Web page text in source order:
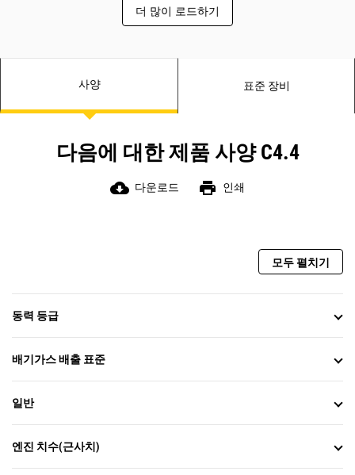
더 많이 로드하기
사양 표준 장비
다음에 대한 제품 사양 C4.4
cloud_download 다운로드 print 인쇄
모두 펼치기
동력 등급
배기가스 배출 표준
일반
엔진 치수(근사치)